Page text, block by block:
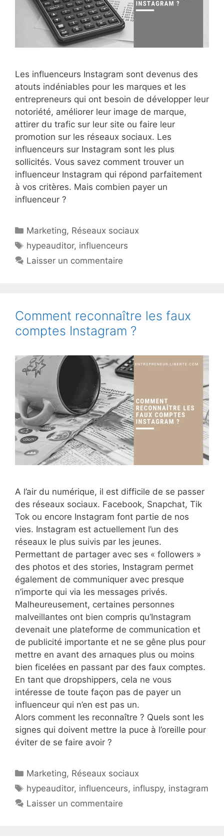
Les influenceurs Instagram sont devenus des
atouts indéniables pour les marques et les
entrepreneurs qui ont besoin de développer leur
notoriété, améliorer leur image de marque,
attirer du trafic sur leur site ou faire leur
promotion sur les réseaux sociaux. Les
influenceurs sur Instagram sont les plus
sollicités. Vous savez comment trouver un
influenceur Instagram qui répond parfaitement
à vos critères. Mais combien payer un
influenceur ?
Catégories
Marketing, Réseaux sociaux
Étiquettes
hypeauditor, influenceurs
Laisser un commentaire
Comment reconnaître les faux
comptes Instagram ?
A l’air du numérique, il est difficile de se passer
des réseaux sociaux. Facebook, Snapchat, Tik
Tok ou encore Instagram font partie de nos
vies. Instagram est actuellement l’un des
réseaux le plus suivis par les jeunes.
Permettant de partager avec ses « followers »
des photos et des stories, Instagram permet
également de communiquer avec presque
n’importe qui via les messages privés.
Malheureusement, certaines personnes
malveillantes ont bien compris qu’Instagram
devenait une plateforme de communication et
de publicité importante et ne se gêne plus pour
mettre en avant des arnaques plus ou moins
bien ficelées en passant par des faux comptes.
En tant que dropshippers, cela ne vous
intéresse de toute façon pas de payer un
influenceur qui n’en est pas un.
Alors comment les reconnaître ? Quels sont les
signes qui doivent mettre la puce à l’oreille pour
éviter de se faire avoir ?
Catégories
Marketing, Réseaux sociaux
Étiquettes
hypeauditor, influenceurs, influspy, instagram
Laisser un commentaire